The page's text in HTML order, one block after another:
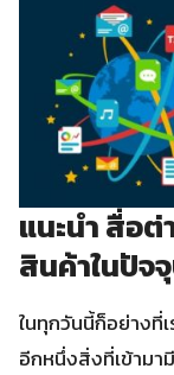
แนะนำ สื่อต่
สินค้าในปัจ
ในทุกวันนี้ก็อย่างที่
อีกหนึ่งสิ่งที่เข้าม